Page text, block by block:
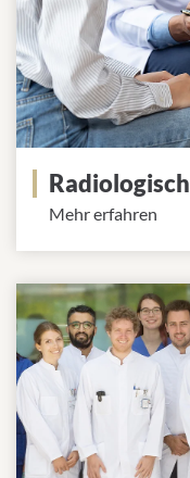
Mehr erfahren